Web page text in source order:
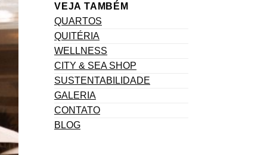
VEJA TAMBÉM
QUARTOS
QUITÉRIA
WELLNESS
CITY & SEA SHOP
SUSTENTABILIDADE
GALERIA
CONTATO
BLOG